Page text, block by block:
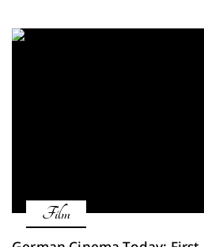
Film